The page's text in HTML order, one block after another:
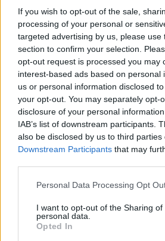
If you wish to opt-out of the sale,
processing of your personal or
targeted advertising by us, please use
section to confirm your selection.
opt-out request is processed you may
interest-based ads based on personal
us or personal information disclosed
your opt-out. You may separately opt-
disclosure of your personal
IAB’s list of downstream participants.
also be disclosed by us to third parties
Downstream Participants that may
Personal Data Processing Opt
I want to opt-out of the Sharing of
personal data.
Opted In
Brådhis
* Voff voff *
11 316 Inlägg
19 maj
doktorduett skrev:
Brådhis skrev:
den reggad igen o det om
o reggar den som
nock inte det du ville veta